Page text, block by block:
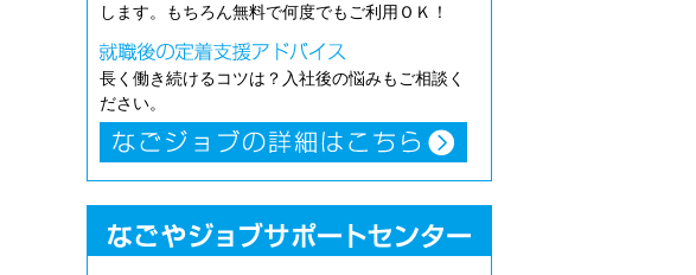
します。もちろん無料で何度でもご利用ＯＫ！
長く働き続けるコツは？入社後の悩みもご相談く
ださい。